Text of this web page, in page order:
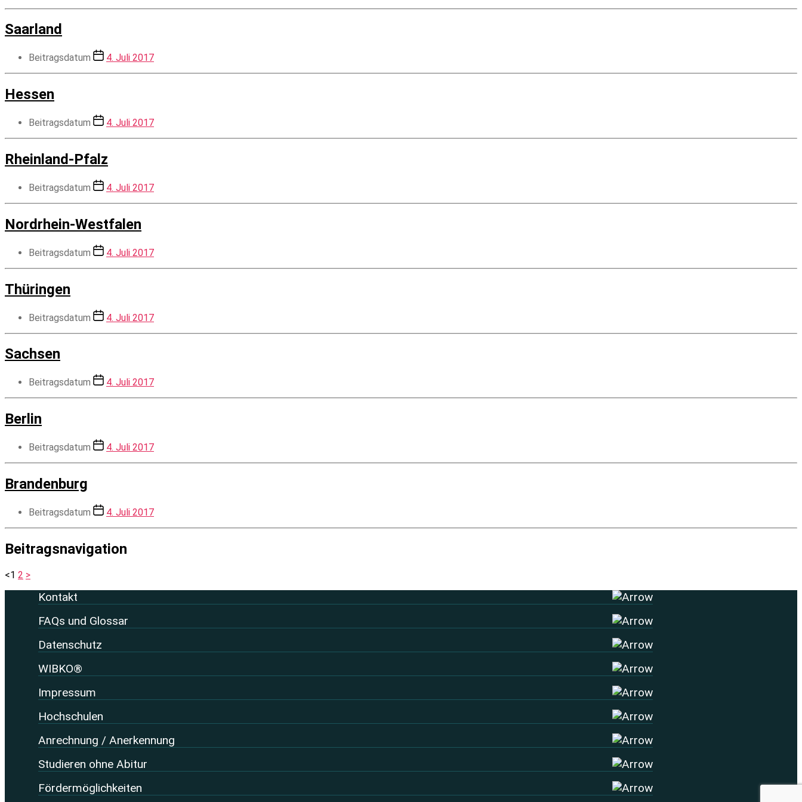
Saarland
Beitragsdatum 4. Juli 2017
Hessen
Beitragsdatum 4. Juli 2017
Rheinland-Pfalz
Beitragsdatum 4. Juli 2017
Nordrhein-Westfalen
Beitragsdatum 4. Juli 2017
Thüringen
Beitragsdatum 4. Juli 2017
Sachsen
Beitragsdatum 4. Juli 2017
Berlin
Beitragsdatum 4. Juli 2017
Brandenburg
Beitragsdatum 4. Juli 2017
Beitragsnavigation
<1 2 >
Kontakt
FAQs und Glossar
Datenschutz
WIBKO®
Impressum
Hochschulen
Anrechnung / Anerkennung
Studieren ohne Abitur
Fördermöglichkeiten